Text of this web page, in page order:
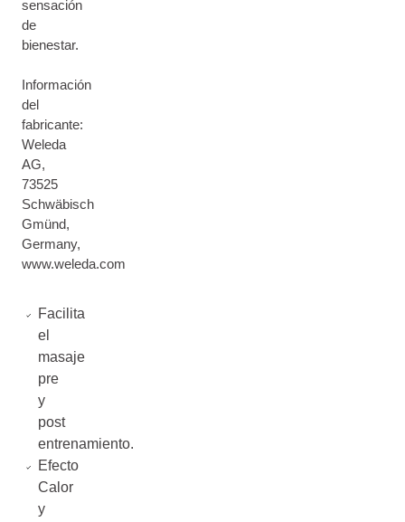
sensación
de
bienestar.
Información
del
fabricante:
Weleda
AG,
73525
Schwäbisch
Gmünd,
Germany,
www.weleda.com
Facilita
el
masaje
pre
y
post
entrenamiento.
Efecto
Calor
y